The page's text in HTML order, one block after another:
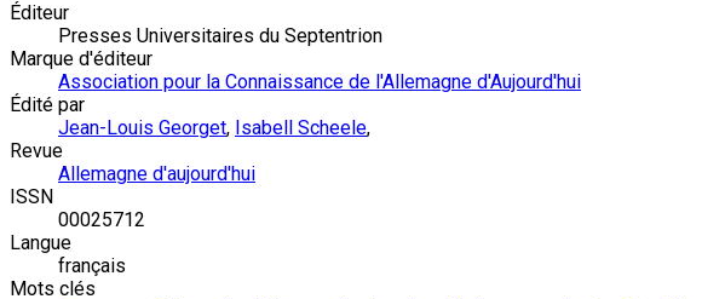
Éditeur
Presses Universitaires du Septentrion
Marque d'éditeur
Association pour la Connaissance de l'Allemagne d'Aujourd'hui
Édité par
Jean-Louis Georget, Isabell Scheele,
Revue
Allemagne d'aujourd'hui
ISSN
00025712
Langue
français
Mots clés